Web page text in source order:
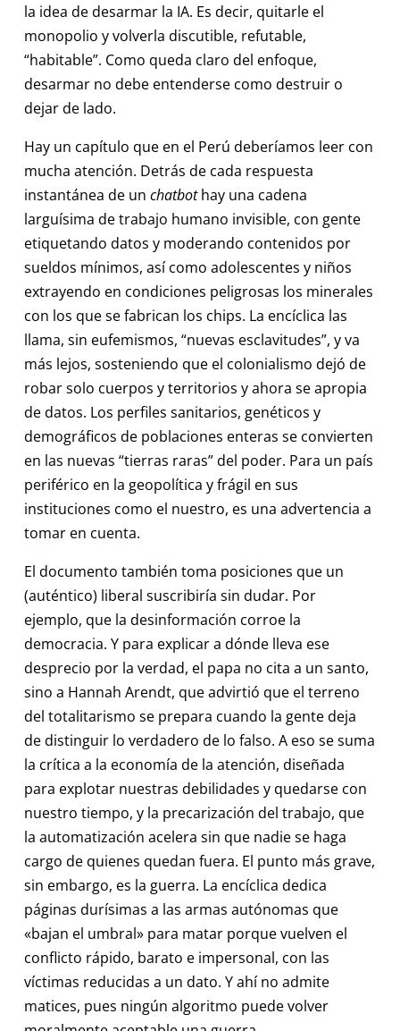
la idea de desarmar la IA. Es decir, quitarle el
monopolio y volverla discutible, refutable,
“habitable”. Como queda claro del enfoque,
desarmar no debe entenderse como destruir o
dejar de lado.
Hay un capítulo que en el Perú deberíamos leer con
mucha atención. Detrás de cada respuesta
instantánea de un chatbothay una cadena
larguísima de trabajo humano invisible, con gente
etiquetando datos y moderando contenidos por
sueldos mínimos, así como adolescentes y niños
extrayendo en condiciones peligrosas los minerales
con los que se fabrican los chips. La encíclica las
llama, sin eufemismos, “nuevas esclavitudes”, y va
más lejos, sosteniendo que el colonialismo dejó de
robar solo cuerpos y territorios y ahora se apropia
de datos. Los perfiles sanitarios, genéticos y
demográficos de poblaciones enteras se convierten
en las nuevas “tierras raras” del poder. Para un país
periférico en la geopolítica y frágil en sus
instituciones como el nuestro, es una advertencia a
tomar en cuenta.
El documento también toma posiciones que un
(auténtico) liberal suscribiría sin dudar. Por
ejemplo, que la desinformación corroe la
democracia. Y para explicar a dónde lleva ese
desprecio por la verdad, el papa no cita a un santo,
sino a Hannah Arendt, que advirtió que el terreno
del totalitarismo se prepara cuando la gente deja
de distinguir lo verdadero de lo falso. A eso se suma
la crítica a la economía de la atención, diseñada
para explotar nuestras debilidades y quedarse con
nuestro tiempo, y la precarización del trabajo, que
la automatización acelera sin que nadie se haga
cargo de quienes quedan fuera. El punto más grave,
sin embargo, es la guerra. La encíclica dedica
páginas durísimas a las armas autónomas que
«bajan el umbral» para matar porque vuelven el
conflicto rápido, barato e impersonal, con las
víctimas reducidas a un dato. Y ahí no admite
matices, pues ningún algoritmo puede volver